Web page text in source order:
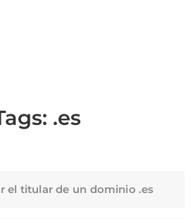
.es
el titular de un dominio .es